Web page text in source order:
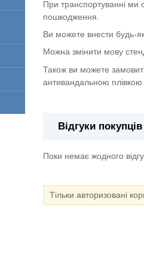
При транспортуванні ми
пошкодження.
Ви можете внести будь-
Можна змінити мову
Також ви можете
антивандальною плівкою
Відгуки покупців
Поки немає жодного
Тільки авторизовані